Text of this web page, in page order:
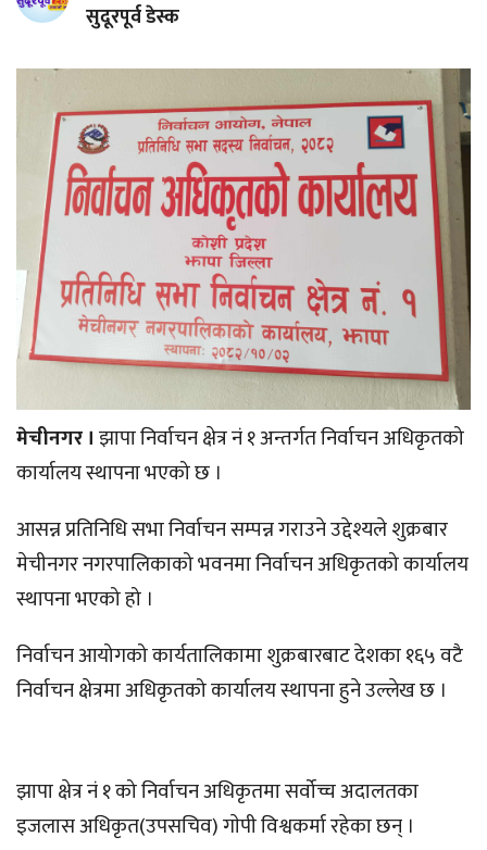
सुदूरपूर्व डेस्क
मेचीनगर ।झापा निर्वाचन क्षेत्र नं १ अन्तर्गत निर्वाचन अधिकृतको
कार्यालय स्थापना भएको छ ।
आसन्न प्रतिनिधि सभा निर्वाचन सम्पन्न गराउने उद्देश्यले शुक्रबार
मेचीनगर नगरपालिकाको भवनमा निर्वाचन अधिकृतको कार्यालय
स्थापना भएको हो ।
निर्वाचन आयोगको कार्यतालिकामा शुक्रबारबाट देशका १६५ वटै
निर्वाचन क्षेत्रमा अधिकृतको कार्यालय स्थापना हुने उल्लेख छ ।
झापा क्षेत्र नं १ को निर्वाचन अधिकृतमा सर्वोच्च अदालतका
इजलास अधिकृत(उपसचिव) गाेपी विश्वकर्मा रहेका छन् ।